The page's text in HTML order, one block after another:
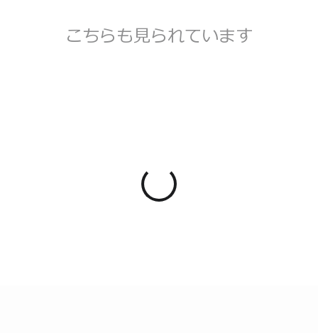
こちらも見られています